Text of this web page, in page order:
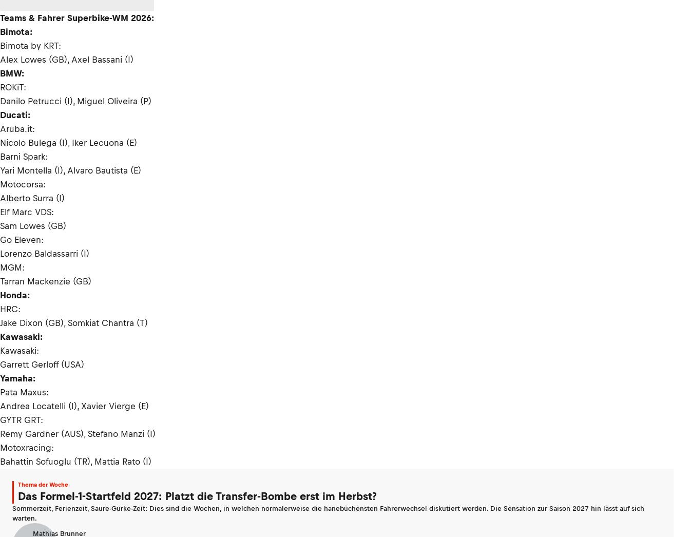
Teams & Fahrer Superbike-WM 2026:
Bimota:
Bimota by KRT:
Alex Lowes (GB), Axel Bassani (I)
BMW:
ROKiT:
Danilo Petrucci (I), Miguel Oliveira (P)
Ducati:
Aruba.it:
Nicolo Bulega (I), Iker Lecuona (E)
Barni Spark:
Yari Montella (I), Alvaro Bautista (E)
Motocorsa:
Alberto Surra (I)
Elf Marc VDS:
Sam Lowes (GB)
Go Eleven:
Lorenzo Baldassarri (I)
MGM:
Tarran Mackenzie (GB)
Honda:
HRC:
Jake Dixon (GB), Somkiat Chantra (T)
Kawasaki:
Kawasaki:
Garrett Gerloff (USA)
Yamaha:
Pata Maxus:
Andrea Locatelli (I), Xavier Vierge (E)
GYTR GRT:
Remy Gardner (AUS), Stefano Manzi (I)
Motoxracing:
Bahattin Sofuoglu (TR), Mattia Rato (I)
Thema der Woche
Das Formel-1-Startfeld 2027: Platzt die Transfer-Bombe erst im Herbst?
Sommerzeit, Ferienzeit, Saure-Gurke-Zeit: Dies sind die Wochen, in welchen normalerweise die hanebüchensten Fahrerwechsel diskutiert werden. Die Sensation zur Saison 2027 hin lässt auf sich
warten.
Mathias Brunner